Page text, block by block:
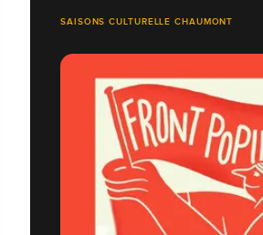
SAISONS CULTURELLE CHAUMONT